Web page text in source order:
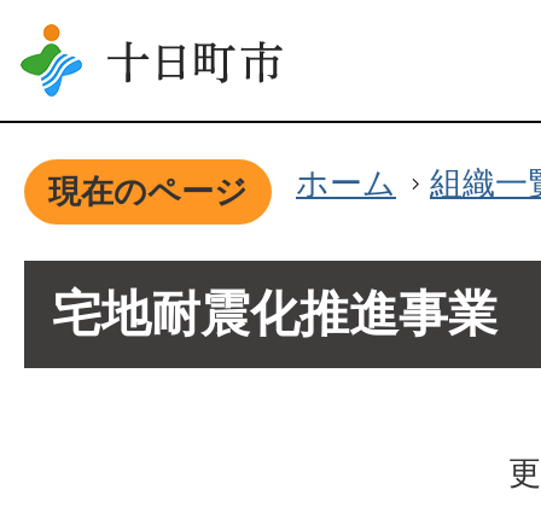
現在のページ ホーム 組織一
宅地耐震化推進事業